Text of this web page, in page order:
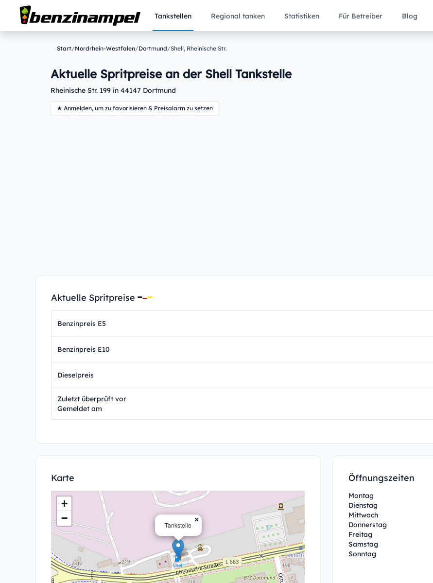
Tankstellen Regional tanken Statistiken Für Betreiber Blog
Start/Nordrhein-Westfalen/Dortmund/Shell, Rheinische Str.
Aktuelle Spritpreise an der Shell Tankstelle
Rheinische Str. 199 in 44147 Dortmund
★ Anmelden, um zu favorisieren & Preisalarm zu setzen
Aktuelle Spritpreise
Benzinpreis E5
Benzinpreis E10
Dieselpreis
Zuletzt überprüft vor
Gemeldet am
Karte
Tankstelle
×
+
−
Öffnungszeiten
Montag
Dienstag
Mittwoch
Donnerstag
Freitag
Samstag
Sonntag